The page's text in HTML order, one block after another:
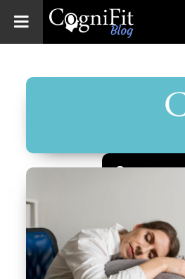
Blog: Brain
Wellness